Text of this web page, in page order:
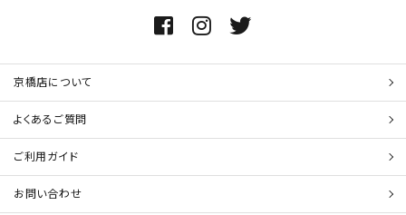
京橋店について
よくあるご質問
ご利用ガイド
お問い合わせ